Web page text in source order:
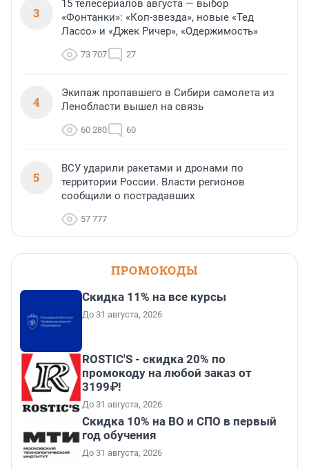
3
15 телесериалов августа — выбор
«Фонтанки»: «Коп-звезда», новые «Тед
Лассо» и «Джек Ричер», «Одержимость»
73 707 27
4
Экипаж пропавшего в Сибири самолета из
Ленобласти вышел на связь
60 280 60
5
ВСУ ударили ракетами и дронами по
территории России. Власти регионов
сообщили о пострадавших
57 777
ПРОМОКОДЫ
Скидка 11% на все курсы
До 31 августа, 2026
ROSTIC'S - скидка 20% по
промокоду на любой заказ от
3199₽!
До 31 августа, 2026
Скидка 10% на ВО и СПО в первый
год обучения
До 31 августа, 2026